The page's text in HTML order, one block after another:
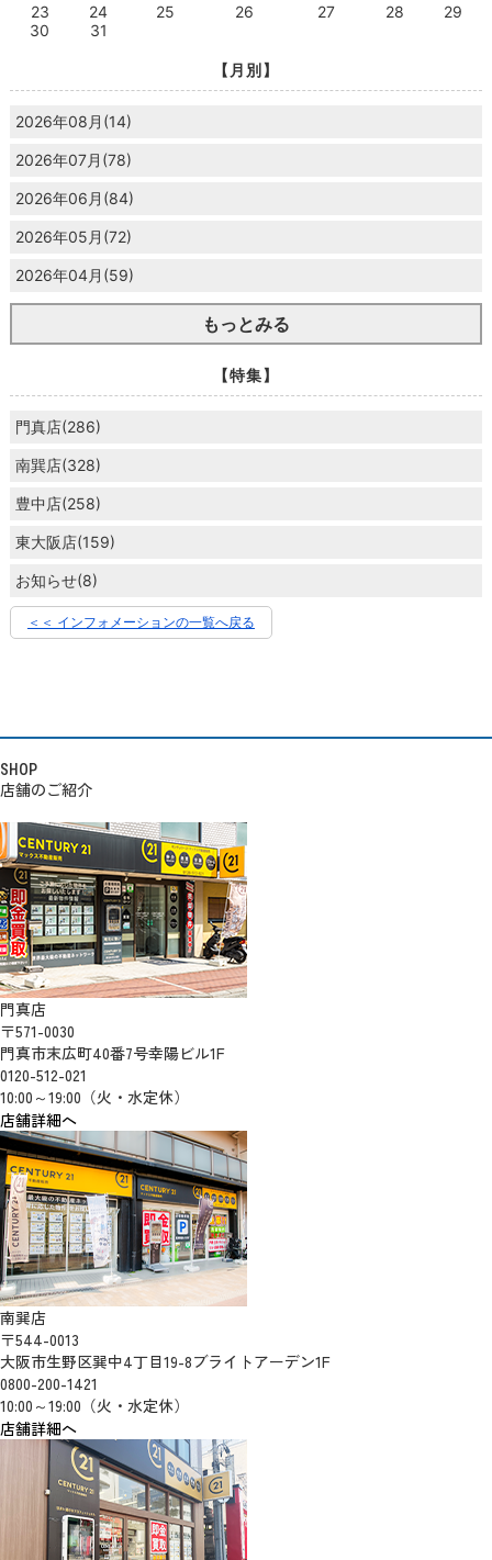
23
24 25 26 27 28
29
30
31
【月別】
2026年08月(14)
2026年07月(78)
2026年06月(84)
2026年05月(72)
2026年04月(59)
もっとみる
【特集】
門真店(286)
南巽店(328)
豊中店(258)
東大阪店(159)
お知らせ(8)
＜＜ インフォメーションの一覧へ戻る
SHOP
店舗のご紹介
門真店
〒571-0030
門真市末広町40番7号幸陽ビル1F
0120-512-021
10:00～19:00（火・水定休）
店舗詳細へ
南巽店
〒544-0013
大阪市生野区巽中4丁目19-8ブライトアーデン1F
0800-200-1421
10:00～19:00（火・水定休）
店舗詳細へ